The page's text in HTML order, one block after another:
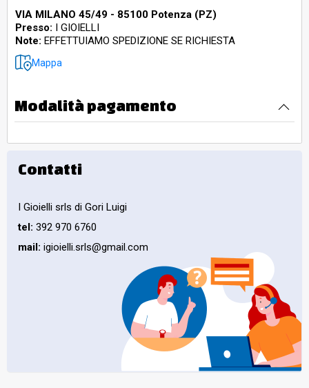
VIA MILANO 45/49 - 85100 Potenza (PZ)
Presso: I GIOIELLI
Note: EFFETTUIAMO SPEDIZIONE SE RICHIESTA
Mappa
Modalità pagamento
Contatti
I Gioielli srls di Gori Luigi
tel: 392 970 6760
mail: igioielli.srls@gmail.com